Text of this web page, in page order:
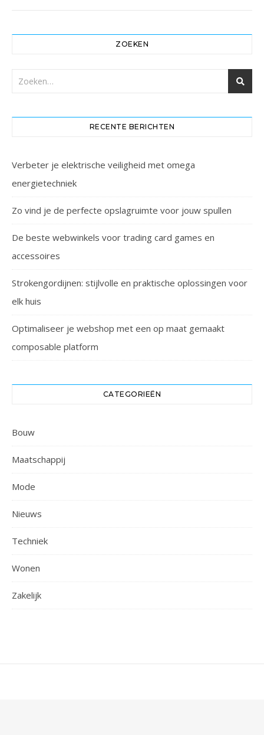
ZOEKEN
RECENTE BERICHTEN
Verbeter je elektrische veiligheid met omega
energietechniek
Zo vind je de perfecte opslagruimte voor jouw spullen
De beste webwinkels voor trading card games en
accessoires
Strokengordijnen: stijlvolle en praktische oplossingen voor
elk huis
Optimaliseer je webshop met een op maat gemaakt
composable platform
CATEGORIEËN
Bouw
Maatschappij
Mode
Nieuws
Techniek
Wonen
Zakelijk